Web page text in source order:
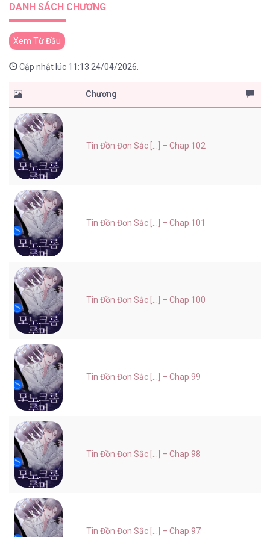
DANH SÁCH CHƯƠNG
Xem Từ Đầu
Cập nhật lúc 11:13 24/04/2026.
Chương
Tin Đồn Đơn Sắc [...] – Chap 102
Tin Đồn Đơn Sắc [...] – Chap 101
Tin Đồn Đơn Sắc [...] – Chap 100
Tin Đồn Đơn Sắc [...] – Chap 99
Tin Đồn Đơn Sắc [...] – Chap 98
Tin Đồn Đơn Sắc [...] – Chap 97